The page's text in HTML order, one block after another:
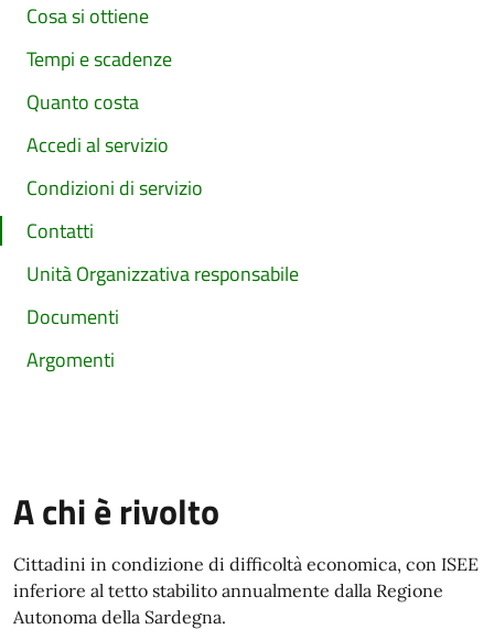
Cosa si ottiene
Tempi e scadenze
Quanto costa
Accedi al servizio
Condizioni di servizio
Contatti
Unità Organizzativa responsabile
Documenti
Argomenti
A chi è rivolto
Cittadini in condizione di difficoltà economica, con ISEE
inferiore al tetto stabilito annualmente dalla Regione
Autonoma della Sardegna.